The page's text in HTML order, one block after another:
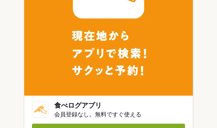
食べログアプリ
会員登録なし。無料ですぐ使える